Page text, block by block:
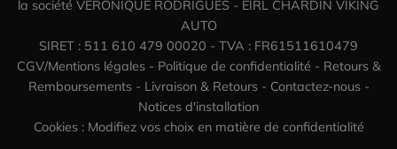
la société VERONIQUE RODRIGUES - EIRL CHARDIN VIKING
AUTO
SIRET : 511 610 479 00020 - TVA : FR61511610479
CGV/Mentions légales- Politique de confidentialité - Retours &
Remboursements- Livraison & Retours- Contactez-nous-
Notices d'installation
Cookies : Modifiez vos choix en matière de confidentialité